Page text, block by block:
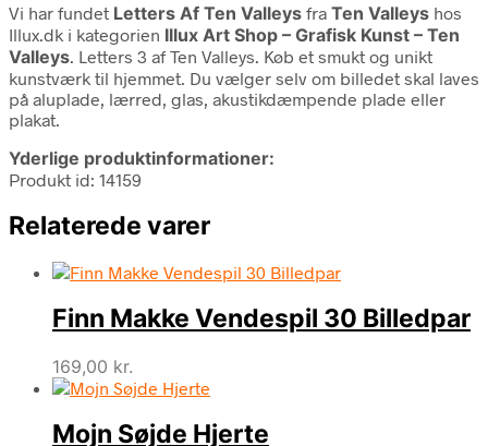
Vi har fundet Letters Af Ten Valleys fra Ten Valleys hos
Illux.dk i kategorien Illux Art Shop – Grafisk Kunst – Ten
Valleys. Letters 3 af Ten Valleys. Køb et smukt og unikt
kunstværk til hjemmet. Du vælger selv om billedet skal laves
på aluplade, lærred, glas, akustikdæmpende plade eller
plakat.
Yderlige produktinformationer:
Produkt id: 14159
Relaterede varer
Finn Makke Vendespil 30 Billedpar
169,00 kr.
Mojn Søjde Hjerte